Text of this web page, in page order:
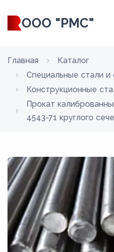
ООО "РМС"
Главная
Каталог
Специальные стали и
Конструкционные
Прокат
4543-71 круглого